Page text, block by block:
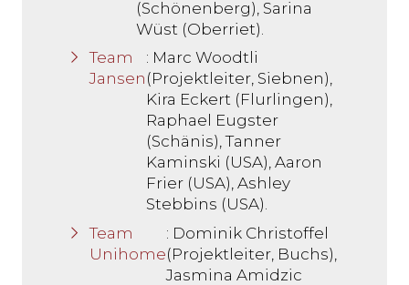
(Schönenberg), Sarina
Wüst (Oberriet).
Team
Jansen
: Marc Woodtli
(Projektleiter, Siebnen),
Kira Eckert (Flurlingen),
Raphael Eugster
(Schänis), Tanner
Kaminski (USA), Aaron
Frier (USA), Ashley
Stebbins (USA).
Team
Unihome
: Dominik Christoffel
(Projektleiter, Buchs),
Jasmina Amidzic